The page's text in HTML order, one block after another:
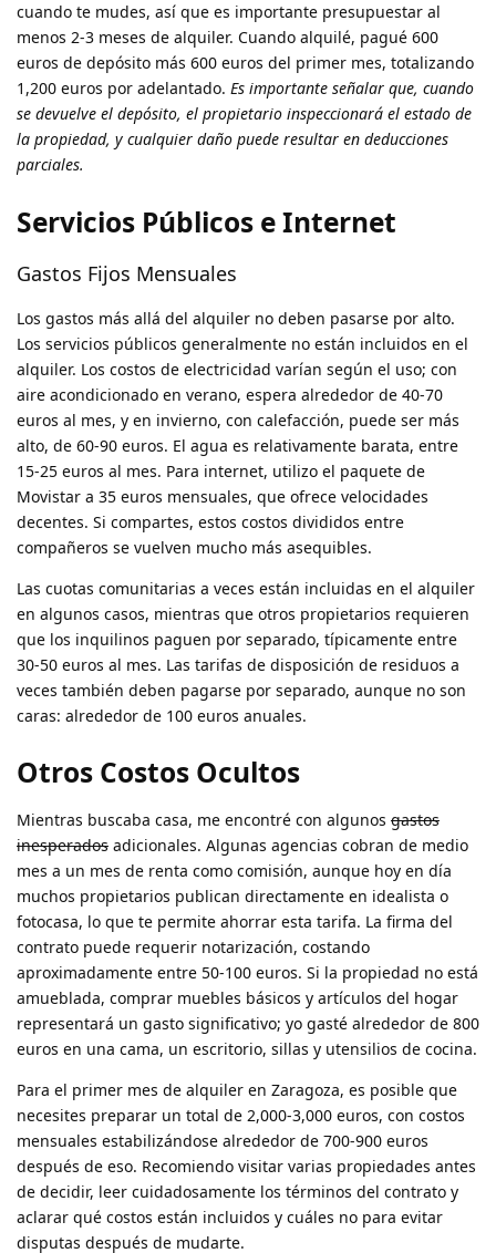
cuando te mudes, así que es importante presupuestar al
menos 2-3 meses de alquiler. Cuando alquilé, pagué 600
euros de depósito más 600 euros del primer mes, totalizando
1,200 euros por adelantado. Es importante señalar que, cuando
se devuelve el depósito, el propietario inspeccionará el estado de
la propiedad, y cualquier daño puede resultar en deducciones
parciales.
Servicios Públicos e Internet
Gastos Fijos Mensuales
Los gastos más allá del alquiler no deben pasarse por alto.
Los servicios públicos generalmente no están incluidos en el
alquiler. Los costos de electricidad varían según el uso; con
aire acondicionado en verano, espera alrededor de 40-70
euros al mes, y en invierno, con calefacción, puede ser más
alto, de 60-90 euros. El agua es relativamente barata, entre
15-25 euros al mes. Para internet, utilizo el paquete de
Movistar a 35 euros mensuales, que ofrece velocidades
decentes. Si compartes, estos costos divididos entre
compañeros se vuelven mucho más asequibles.
Las cuotas comunitarias a veces están incluidas en el alquiler
en algunos casos, mientras que otros propietarios requieren
que los inquilinos paguen por separado, típicamente entre
30-50 euros al mes. Las tarifas de disposición de residuos a
veces también deben pagarse por separado, aunque no son
caras: alrededor de 100 euros anuales.
Otros Costos Ocultos
Mientras buscaba casa, me encontré con algunos gastos
inesperados adicionales. Algunas agencias cobran de medio
mes a un mes de renta como comisión, aunque hoy en día
muchos propietarios publican directamente en idealista o
fotocasa, lo que te permite ahorrar esta tarifa. La firma del
contrato puede requerir notarización, costando
aproximadamente entre 50-100 euros. Si la propiedad no está
amueblada, comprar muebles básicos y artículos del hogar
representará un gasto significativo; yo gasté alrededor de 800
euros en una cama, un escritorio, sillas y utensilios de cocina.
Para el primer mes de alquiler en Zaragoza, es posible que
necesites preparar un total de 2,000-3,000 euros, con costos
mensuales estabilizándose alrededor de 700-900 euros
después de eso. Recomiendo visitar varias propiedades antes
de decidir, leer cuidadosamente los términos del contrato y
aclarar qué costos están incluidos y cuáles no para evitar
disputas después de mudarte.